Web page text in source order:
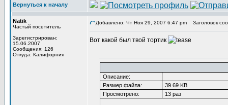
Вернуться к началу
Natik
Частый посетитель
Зарегистрирован:
15.06.2007
Сообщения: 126
Откуда: Калифорния
Добавлено: Чт Ноя 29, 2007 6:47 pm Заголовок
Вот какой был твой тортик
Описание:
Размер файла:
39.69 KB
Просмотрено:
13 раз